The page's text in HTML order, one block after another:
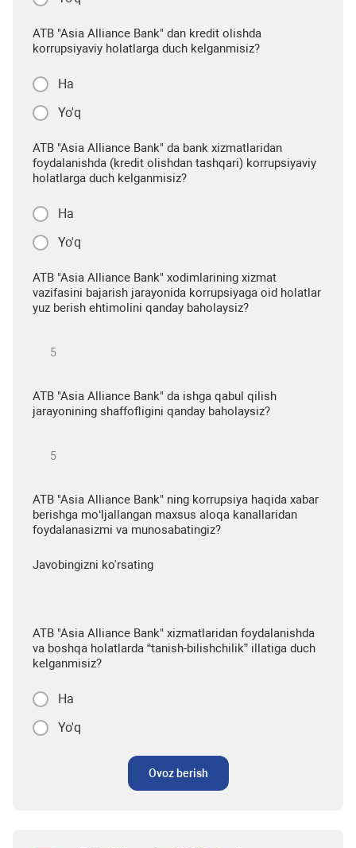
ATB "Asia Alliance Bank" dan kredit olishda
korrupsiyaviy holatlarga duch kelganmisiz?
Ha
Yo'q
ATB "Asia Alliance Bank" da bank xizmatlaridan
foydalanishda (kredit olishdan tashqari) korrupsiyaviy
holatlarga duch kelganmisiz?
Ha
Yo'q
ATB "Asia Alliance Bank" xodimlarining xizmat
vazifasini bajarish jarayonida korrupsiyaga oid holatlar
yuz berish ehtimolini qanday baholaysiz?
ATB "Asia Alliance Bank" da ishga qabul qilish
jarayonining shaffofligini qanday baholaysiz?
ATB "Asia Alliance Bank" ning korrupsiya haqida xabar
berishga mo‘ljallangan maxsus aloqa kanallaridan
foydalanasizmi va munosabatingiz?
Javobingizni ko'rsating
ATB "Asia Alliance Bank" xizmatlaridan foydalanishda
va boshqa holatlarda “tanish-bilishchilik” illatiga duch
kelganmisiz?
Ha
Yo'q
Ovoz berish